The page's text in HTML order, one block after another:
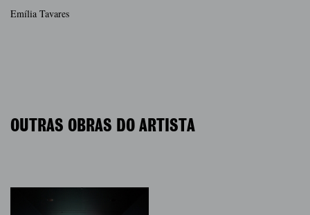
Emília Tavares
OUTRAS OBRAS DO ARTISTA